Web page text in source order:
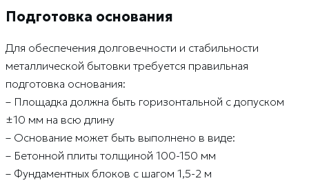
Подготовка основания
Для обеспечения долговечности и стабильности
металлической бытовки требуется правильная
подготовка основания:
– Площадка должна быть горизонтальной с допуском
±10 мм на всю длину
– Основание может быть выполнено в виде:
– Бетонной плиты толщиной 100-150 мм
– Фундаментных блоков с шагом 1,5-2 м